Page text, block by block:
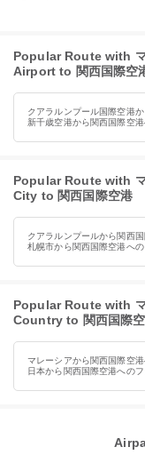
Popular Route with
Airport to 関西国際空
クアラルンプール国際空港
新千歳空港から関西国際空
Popular Route with
City to 関西国際空港
クアラルンプールから関西
札幌市から関西国際空港への
Popular Route with
Country to 関西国際
マレーシアから関西国際空
日本から関西国際空港へのフ